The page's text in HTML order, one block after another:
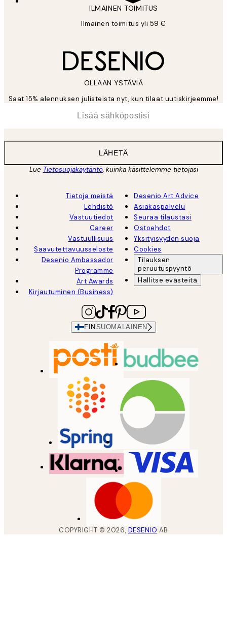
ILMAINEN TOIMITUS
Ilmainen toimitus yli 59 €
OLLAAN YSTÄVIÄ
Saat 15% alennuksen julisteista nyt, kun tilaat uutiskirjeemme!
LÄHETÄ
Lue Tietosuojakäytäntö, kuinka käsittelemme tietojasi
Tietoja meistä
Lehdistö
Vastuutiedot
Career
Vastuullisuus
Saavutettavuusseloste
Desenio Ambassador
Programme
Art Awards
Kirjautuminen (Business)
Desenio Art Advice
Asiakaspalvelu
Seuraa tilaustasi
Ostoehdot
Yksityisyyden suoja
Cookies
Tilauksen
peruutuspyyntö
Hallitse evästeitä
FIN SUOMALAINEN
COPYRIGHT ©2026, DESENIO AB